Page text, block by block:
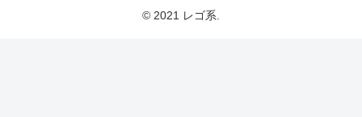
© 2021 レゴ系.